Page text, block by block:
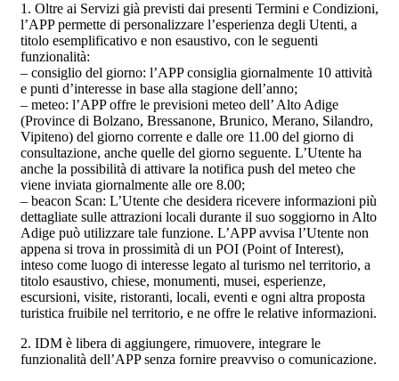
1. Oltre ai Servizi già previsti dai presenti Termini e Condizioni,
l’APP permette di personalizzare l’esperienza degli Utenti, a
titolo esemplificativo e non esaustivo, con le seguenti
funzionalità:
– consiglio del giorno: l’APP consiglia giornalmente 10 attività
e punti d’interesse in base alla stagione dell’anno;
– meteo: l’APP offre le previsioni meteo dell’ Alto Adige
(Province di Bolzano, Bressanone, Brunico, Merano, Silandro,
Vipiteno) del giorno corrente e dalle ore 11.00 del giorno di
consultazione, anche quelle del giorno seguente. L’Utente ha
anche la possibilità di attivare la notifica push del meteo che
viene inviata giornalmente alle ore 8.00;
– beacon Scan: L’Utente che desidera ricevere informazioni più
dettagliate sulle attrazioni locali durante il suo soggiorno in Alto
Adige può utilizzare tale funzione. L’APP avvisa l’Utente non
appena si trova in prossimità di un POI (Point of Interest),
inteso come luogo di interesse legato al turismo nel territorio, a
titolo esaustivo, chiese, monumenti, musei, esperienze,
escursioni, visite, ristoranti, locali, eventi e ogni altra proposta
turistica fruibile nel territorio, e ne offre le relative informazioni.
2. IDM è libera di aggiungere, rimuovere, integrare le
funzionalità dell’APP senza fornire preavviso o comunicazione.